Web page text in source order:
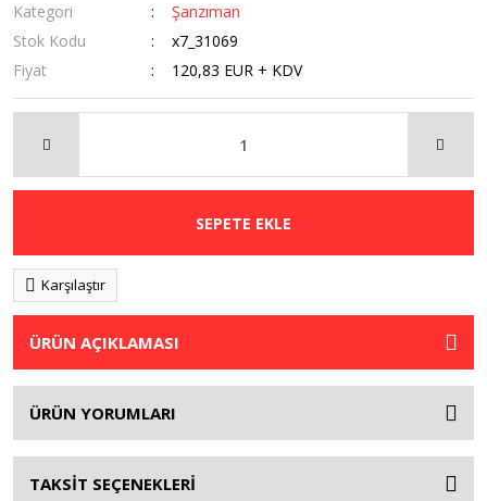
Kategori
Şanzıman
Stok Kodu
x7_31069
Fiyat
120,83 EUR + KDV
SEPETE EKLE
Karşılaştır
ÜRÜN AÇIKLAMASI
ÜRÜN YORUMLARI
TAKSİT SEÇENEKLERİ